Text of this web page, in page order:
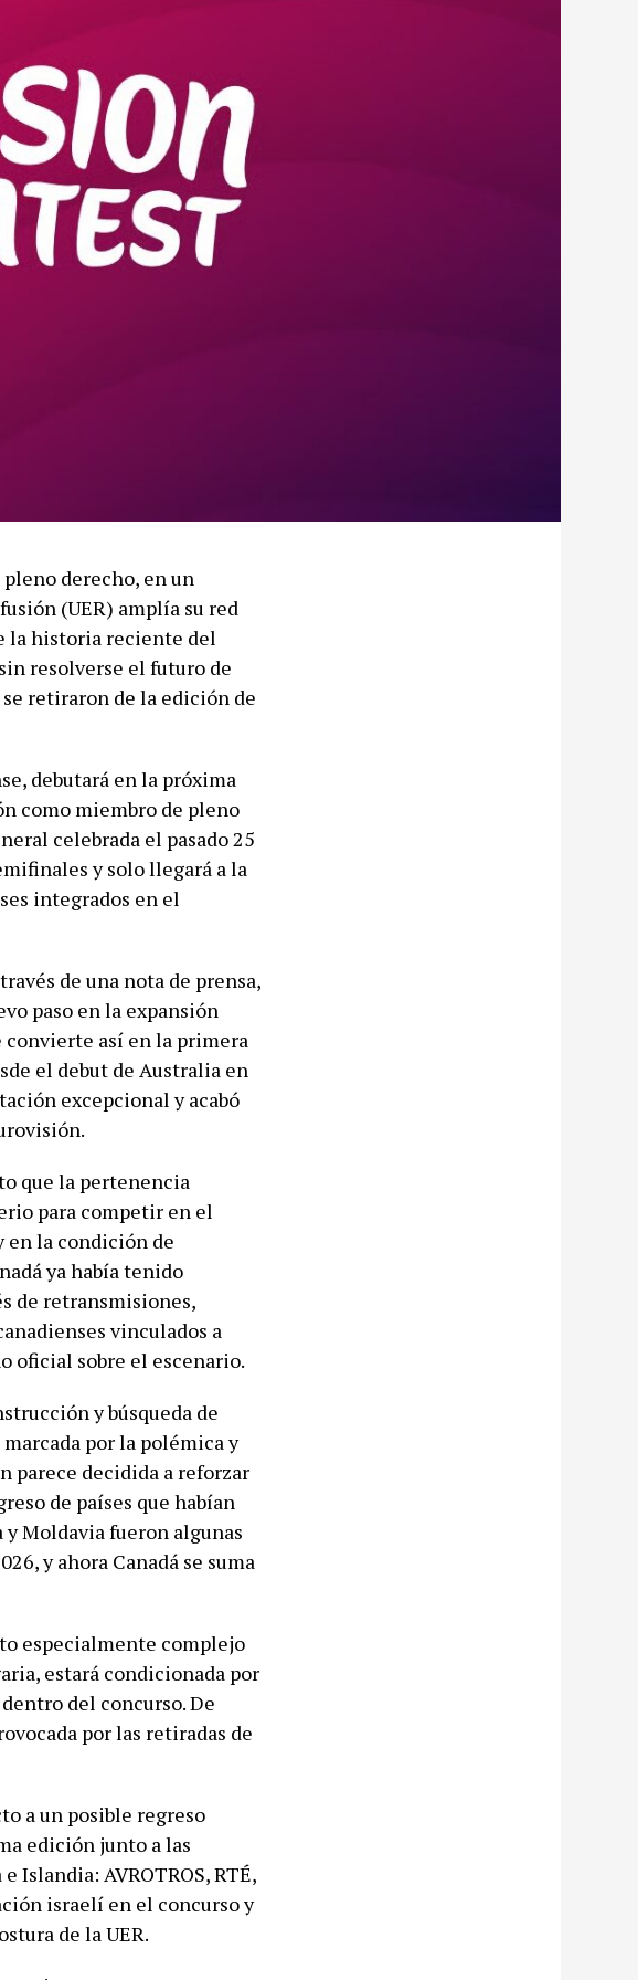
derecho, en un
(UER) amplía su red
la historia reciente del
resolverse el futuro de
retiraron de la edición de
debutará en la próxima
como miembro de pleno
celebrada el pasado 25
y solo llegará a la
integrados en el
de una nota de prensa,
paso en la expansión
así en la primera
el debut de Australia en
excepcional y acabó
que la pertenencia
para competir en el
en la condición de
ya había tenido
de retransmisiones,
vinculados a
oficial sobre el escenario.
y búsqueda de
por la polémica y
parece decidida a reforzar
de países que habían
y Moldavia fueron algunas
y ahora Canadá se suma
especialmente complejo
estará condicionada por
del concurso. De
por las retiradas de
a un posible regreso
edición junto a las
Islandia: AVROTROS, RTÉ,
israelí en el concurso y
de la UER.